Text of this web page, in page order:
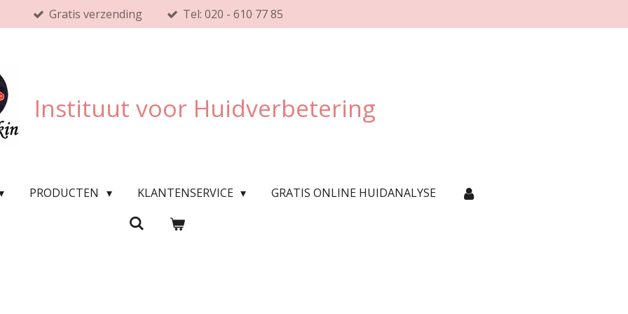
Gratis verzending Tel: 020 - 610 77 85
Instituut voor Huidverbetering
PRODUCTEN KLANTENSERVICE GRATIS ONLINE HUIDANALYSE